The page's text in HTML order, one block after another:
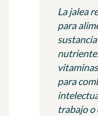
La jalea
para
para
trabajo o